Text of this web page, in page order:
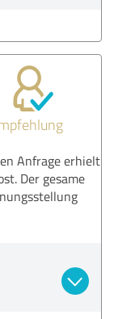
Anfrage erhielt
Der gesame